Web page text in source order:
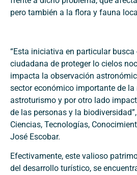
pero también a la flora y fauna
“Esta iniciativa en particular busca
ciudadana de proteger lo cielos
impacta la observación
sector económico importante de la
astroturismo y por otro lado
de las personas y la
Ciencias, Tecnologías,
José Escobar.
Efectivamente, este valioso
del desarrollo turístico, se